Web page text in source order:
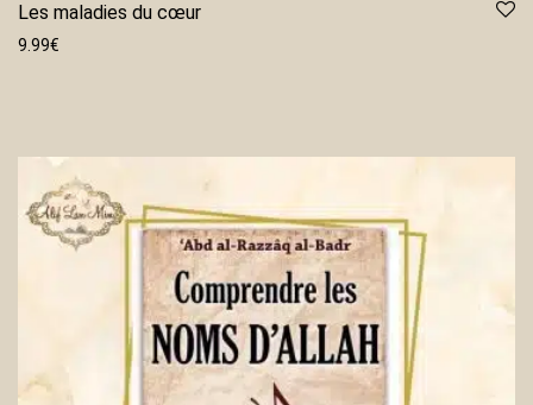
Les maladies du cœur
9.99€